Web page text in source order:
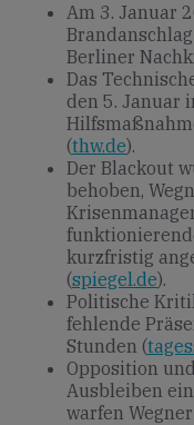
Am 3. Januar
Berliner
Das
den 5. Januar
(thw.de).
Der Blackout
behoben,
kurzfristig
(spiegel.de).
Politische
fehlende
Stunden (
Opposition
Ausbleiben
warfen